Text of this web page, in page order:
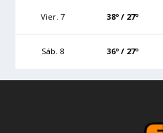
Vier. 7 38º / 27º
Sáb. 8 36º / 27º